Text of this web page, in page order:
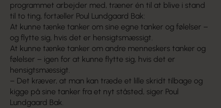
programmet arbejder med, træner én til at blive i stand
til to ting, fortæller Poul Lundgaard Bak:
At kunne tænke tanker om sine egne tanker og følelser –
og flytte sig, hvis det er hensigtsmæssigt.
At kunne tænke tanker om andre menneskers tanker og
følelser – igen for at kunne flytte sig, hvis det er
hensigtsmæssigt.
– Det kræver, at man kan træde et lille skridt tilbage og
kigge på sine tanker fra et nyt ståsted, siger Poul
Lundgaard Bak.